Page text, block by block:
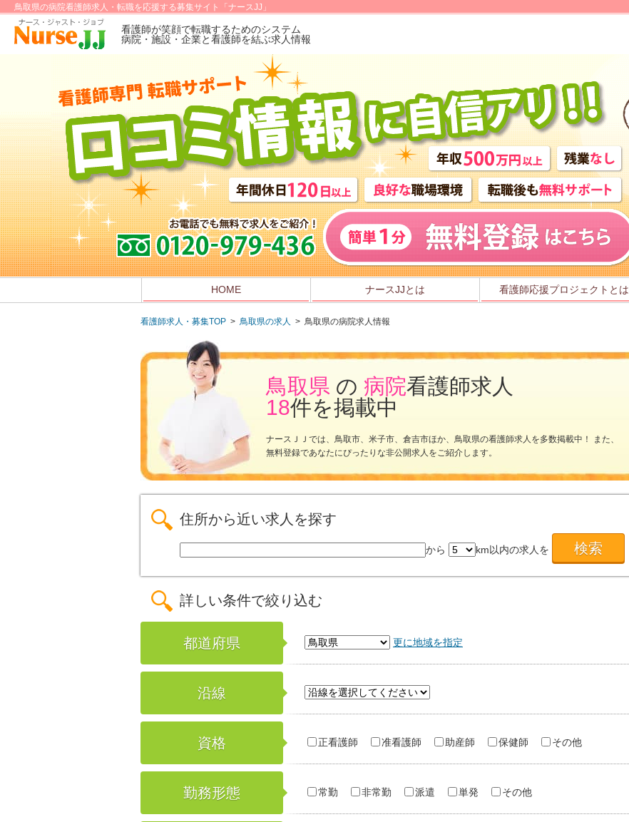
鳥取県の病院看護師求人・転職を応援する募集サイト「ナースJJ」
看護師が笑顔で転職するためのシステム
病院・施設・企業と看護師を結ぶ求人情報
HOME ナースJJとは 看護師応援プロジェクトとは
看護師求人・募集TOP > 鳥取県の求人 > 鳥取県の病院求人情報
鳥取県 の 病院看護師求人
18件を掲載中
ナースＪＪでは、鳥取市、米子市、倉吉市ほか、鳥取県の看護師求人を多数掲載中！ また、
無料登録であなたにぴったりな非公開求人をご紹介します。
住所から近い求人を探す
から km以内の求人を
詳しい条件で絞り込む
都道府県 更に地域を指定
沿線
資格 正看護師 准看護師 助産師 保健師 その他
勤務形態 常勤 非常勤 派遣 単発 その他